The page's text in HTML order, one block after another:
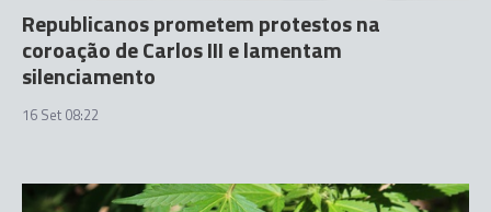
Republicanos prometem protestos na
coroação de Carlos III e lamentam
silenciamento
16 Set 08:22